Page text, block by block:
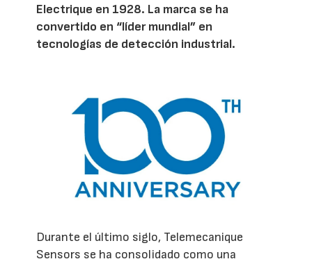
Electrique en 1928. La marca se ha
convertido en “líder mundial” en
tecnologías de detección industrial.
Durante el último siglo, Telemecanique
Sensors se ha consolidado como una